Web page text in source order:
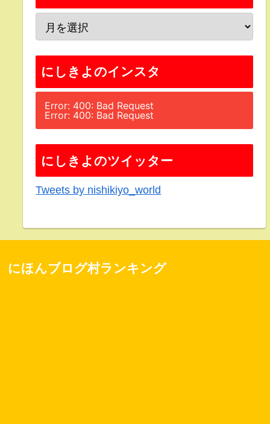
にしきよのインスタ
Error: 400: Bad Request
Error: 400: Bad Request
にしきよのツイッター
Tweets by nishikiyo_world
にほんブログ村ランキング